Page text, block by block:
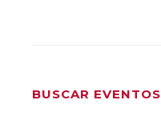
BUSCAR EVENTOS